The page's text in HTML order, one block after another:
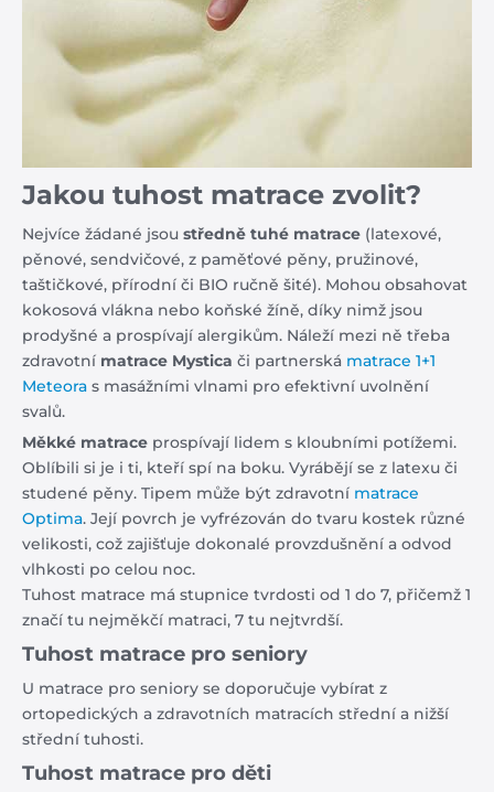
Jakou tuhost matrace zvolit?
Nejvíce žádané jsou středně tuhé matrace (latexové,
pěnové, sendvičové, z paměťové pěny, pružinové,
taštičkové, přírodní či BIO ručně šité). Mohou obsahovat
kokosová vlákna nebo koňské žíně, díky nimž jsou
prodyšné a prospívají alergikům. Náleží mezi ně třeba
zdravotní matrace Mystica či partnerská matrace 1+1
Meteora s masážními vlnami pro efektivní uvolnění
svalů.
Měkké matrace prospívají lidem s kloubními potížemi.
Oblíbili si je i ti, kteří spí na boku. Vyrábějí se z latexu či
studené pěny. Tipem může být zdravotní matrace
Optima. Její povrch je vyfrézován do tvaru kostek různé
velikosti, což zajišťuje dokonalé provzdušnění a odvod
vlhkosti po celou noc.
Tuhost matrace má stupnice tvrdosti od 1 do 7, přičemž 1
značí tu nejměkčí matraci, 7 tu nejtvrdší.
Tuhost matrace pro seniory
U matrace pro seniory se doporučuje vybírat z
ortopedických a zdravotních matracích střední a nižší
střední tuhosti.
Tuhost matrace pro děti